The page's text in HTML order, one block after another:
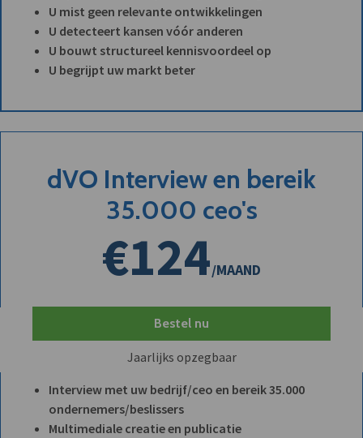
U mist geen relevante ontwikkelingen
U detecteert kansen vóór anderen
U bouwt structureel kennisvoordeel op
U begrijpt uw markt beter
dVO Interview en bereik
35.000 ceo's
€124/MAAND
Bestel nu
Jaarlijks opzegbaar
Interview met uw bedrijf/ceo en bereik 35.000
ondernemers/beslissers
Multimediale creatie en publicatie